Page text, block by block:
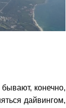
конечно,
дайвингом,